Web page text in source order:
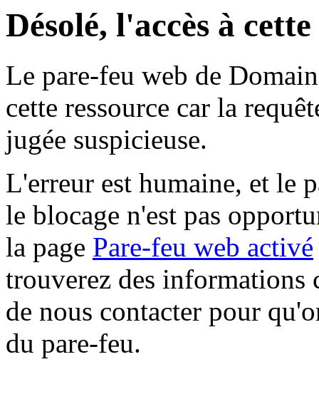
Désolé, l'accès à
Le pare-feu web de
cette ressource car la
jugée suspicieuse.
L'erreur est humaine, et le
le blocage n'est pas
la page Pare-feu web activé
trouverez des informations
de nous contacter pour
du pare-feu.